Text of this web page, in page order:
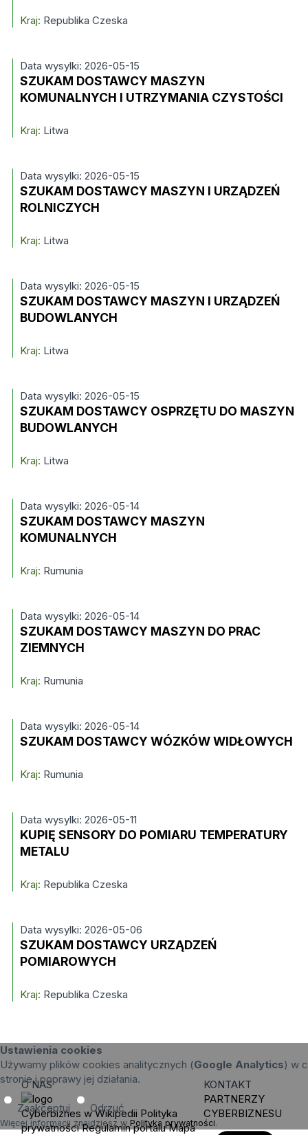
Kraj: Republika Czeska
Data wysylki: 2026-05-15
SZUKAM DOSTAWCY MASZYN
KOMUNALNYCH I UTRZYMANIA CZYSTOŚCI
Kraj: Litwa
Data wysylki: 2026-05-15
SZUKAM DOSTAWCY MASZYN I URZĄDZEŃ
ROLNICZYCH
Kraj: Litwa
Data wysylki: 2026-05-15
SZUKAM DOSTAWCY MASZYN I URZĄDZEŃ
BUDOWLANYCH
Kraj: Litwa
Data wysylki: 2026-05-15
SZUKAM DOSTAWCY OSPRZĘTU DO MASZYN
BUDOWLANYCH
Kraj: Litwa
Data wysylki: 2026-05-14
SZUKAM DOSTAWCY MASZYN
KOMUNALNYCH
Kraj: Rumunia
Data wysylki: 2026-05-14
SZUKAM DOSTAWCY MASZYN DO PRAC
ZIEMNYCH
Kraj: Rumunia
Data wysylki: 2026-05-14
SZUKAM DOSTAWCY WÓZKÓW WIDŁOWYCH
Kraj: Rumunia
Data wysylki: 2026-05-11
KUPIĘ SENSORY DO POMIARU TEMPERATURY
METALU
Kraj: Republika Czeska
Data wysylki: 2026-05-06
SZUKAM DOSTAWCY URZĄDZEŃ
POMIAROWYCH
Kraj: Republika Czeska
Ustawienia cookies
Używamy plików cookies analitycznych (Google Analytics) w
stronie i poprawy jej działania.
Zaakceptuj Odrzuć
Więcej informacji znajdziesz w Polityka prywatności.
O NAS
Cyberbiznes w Wikipedii Polityka
prywatności Regulamin portalu Mapa
KONTAKT
PARTNERZY
CYBERBIZNESU